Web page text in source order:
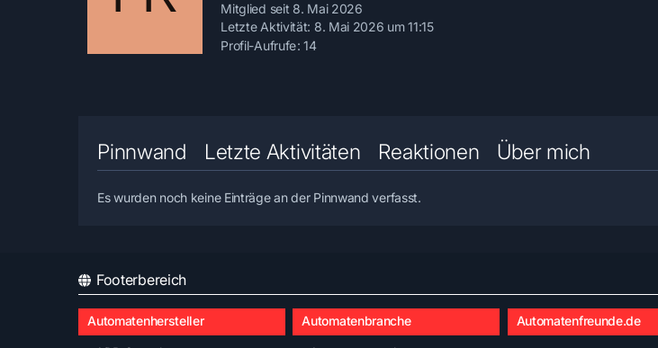
Mitglied seit 8. Mai 2026
Letzte Aktivität: 8. Mai 2026 um 11:15
Profil-Aufrufe 14
Pinnwand Letzte Aktivitäten Reaktionen Über mich
Es wurden noch keine Einträge an der Pinnwand verfasst.
Footerbereich
Automatenhersteller Automatenbranche Automatenfreunde.de